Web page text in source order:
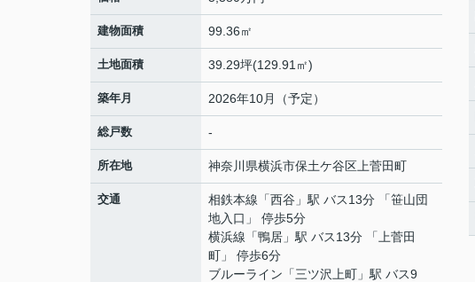
建物面積 99.36㎡
土地面積 39.29坪(129.91㎡)
築年月 2026年10月（予定）
総戸数 -
所在地 神奈川県横浜市保土ケ谷区 上菅田町
交通 相鉄本線 「西谷 」駅 バス13分 「笹山団
地入口」 停歩5分
横浜線 「鴨居 」駅 バス13分 「上菅田
町」 停歩6分
ブルーライン 「三ツ沢上町 」駅 バス9